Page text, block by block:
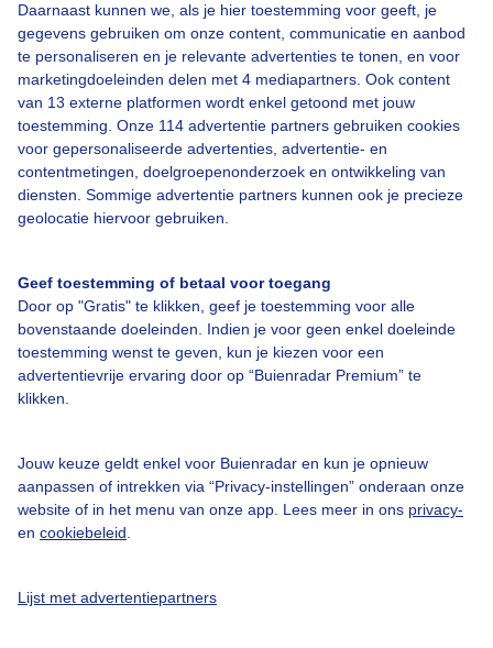
Daarnaast kunnen we, als je hier toestemming voor geeft, je
gegevens gebruiken om onze content, communicatie en aanbod
te personaliseren en je relevante advertenties te tonen, en voor
marketingdoeleinden delen met 4 mediapartners. Ook content
van 13 externe platformen wordt enkel getoond met jouw
toestemming. Onze 114 advertentie partners gebruiken cookies
voor gepersonaliseerde advertenties, advertentie- en
contentmetingen, doelgroepenonderzoek en ontwikkeling van
diensten. Sommige advertentie partners kunnen ook je precieze
geolocatie hiervoor gebruiken.
Geef toestemming of betaal voor toegang
Door op "Gratis" te klikken, geef je toestemming voor alle
bovenstaande doeleinden. Indien je voor geen enkel doeleinde
toestemming wenst te geven, kun je kiezen voor een
advertentievrije ervaring door op “Buienradar Premium” te
klikken.
Jouw keuze geldt enkel voor Buienradar en kun je opnieuw
aanpassen of intrekken via “Privacy-instellingen” onderaan onze
website of in het menu van onze app. Lees meer in ons privacy-
en cookiebeleid
Lijst met advertentiepartners
Over Buienradar
Bedrijfsgegevens
Contact
Toegankelijkheid
Gebruikersvoorwaarden
Adverteren
Privacy beleid
Cookie beleid
Privacy instellingen